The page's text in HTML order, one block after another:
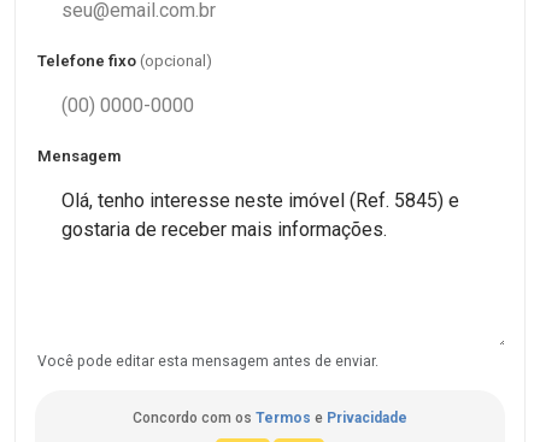
Telefone fixo (opcional)
Mensagem
Você pode editar esta mensagem antes de enviar.
Concordo com os Termos e Privacidade